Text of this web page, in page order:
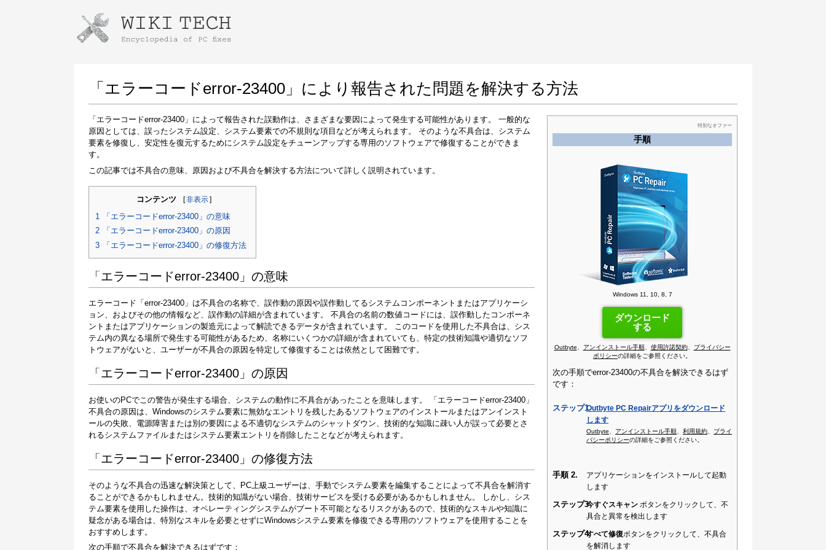
「エラーコードerror-23400」により報告された問題を解決する方法
特別なオファー
手順
Windows 11, 10, 8, 7
ダウンロード
する
Outbyte アンインストール手順、 使用許諾契約、
プライバシー
ポリシーの詳細をご参照ください。
次の手順でerror-23400の不具合を解決できるはず
です：
ステップ1.Outbyte PC Repairアプリをダウンロード
します
Outbyte アンインストール手順 利用規約
プライ
バシーポリシーの詳細をご参照ください。
手順 2.
アプリケーションをインストールして起動
します
ステップ3今すぐスキャン ボタンをクリックして、不
具合と異常を検出します
ステップ4すべて修復ボタンをクリックして、不具合
を解消します
「エラーコードerror-23400」によって報告された誤動作は、さまざまな要因によって発生する可能性があります。 一般的な
原因としては、誤ったシステム設定、システム要素での不規則な項目などが考えられます。 そのような不具合は、システム
要素を修復し、安定性を復元するためにシステム設定をチューンアップする専用のソフトウェアで修復することができま
す。
この記事では不具合の意味、原因および不具合を解決する方法について詳しく説明されています。
コンテンツ [非表示]
1
「エラーコードerror-23400」の意味
2
「エラーコードerror-23400」の原因
3
「エラーコードerror-23400」の修復方法
「エラーコードerror-23400」の意味
エラーコード「error-23400」は不具合の名称で、誤作動の原因や誤作動してるシステムコンポーネントまたはアプリケーシ
ョン、およびその他の情報など、誤作動の詳細が含まれています。 不具合の名前の数値コードには、誤作動したコンポーネ
ントまたはアプリケーションの製造元によって解読できるデータが含まれています。 このコードを使用した不具合は、シス
テム内の異なる場所で発生する可能性があるため、名称にいくつかの詳細が含まれていても、特定の技術知識や適切なソフ
トウェアがないと、ユーザーが不具合の原因を特定して修復することは依然として困難です。
「エラーコードerror-23400」の原因
お使いのPCでこの警告が発生する場合、システムの動作に不具合があったことを意味します。 「エラーコードerror-23400」
不具合の原因は、Windowsのシステム要素に無効なエントリを残したあるソフトウェアのインストールまたはアンインスト
ールの失敗、電源障害または別の要因による不適切なシステムのシャットダウン、技術的な知識に疎い人が誤って必要とさ
れるシステムファイルまたはシステム要素エントリを削除したことなどが考えられます。
「エラーコードerror-23400」の修復方法
そのような不具合の迅速な解決策として、PC上級ユーザーは、手動でシステム要素を編集することによって不具合を解消す
ることができるかもしれません。技術的知識がない場合、技術サービスを受ける必要があるかもしれません。 しかし、シス
テム要素を使用した操作は、オペレーティングシステムがブート不可能となるリスクがあるので、技術的なスキルや知識に
疑念がある場合は、特別なスキルを必要とせずにWindowsシステム要素を修復できる専用のソフトウェアを使用することを
おすすめします。
次の手順で不具合を解決できるはずです：
Instructions for downloading using Google Chrome
Once the download is complete, click on the
downloaded file link